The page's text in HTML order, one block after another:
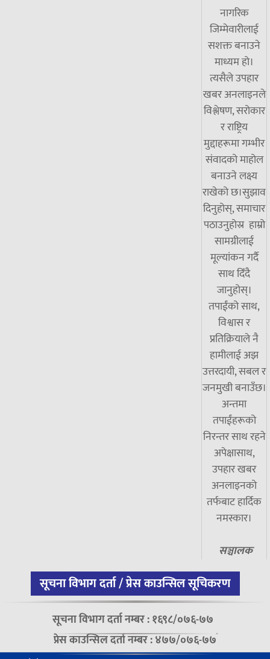
नागरिक
जिम्मेवारीलाई
सशक्त बनाउने
माध्यम हो।
त्यसैले उपहार
खबर अनलाइनले
विश्लेषण, सरोकार
र राष्ट्रिय
मुद्दाहरूमा गम्भीर
संवादको माहोल
बनाउने लक्ष्य
राखेको छ।सुझाव
दिनुहोस्, समाचार
पठाउनुहोस्र हाम्रो
सामग्रीलाई
मूल्यांकन गर्दै
साथ दिँदै
जानुहोस्।
तपाईंको साथ,
विश्वास र
प्रतिक्रियाले नै
हामीलाई अझ
उत्तरदायी, सबल र
जनमुखी बनाउँछ।
अन्तमा
तपाईंहरूको
निरन्तर साथ रहने
अपेक्षासाथ,
उपहार खबर
अनलाइनको
तर्फबाट हार्दिक
नमस्कार।
सञ्चालक
सूचना विभाग दर्ता / प्रेस काउन्सिल सूचिकरण
सूचना विभाग दर्ता नम्बर : १६९८/०७६-७७
प्रेस काउन्सिल दर्ता नम्बर : ४७७/०७६-७७